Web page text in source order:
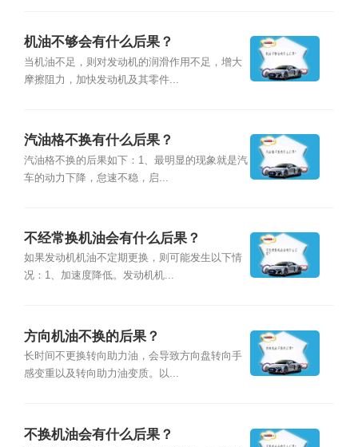
机油不够会有什么后果？
当机油不足，则对发动机的润滑作用不足，增大
摩擦阻力，加快发动机及其零件...
汽油格不换有什么后果？
汽油格不换的后果如下：1、最明显的现象就是汽
车的动力下降，怠速不稳，启...
不经常换机油会有什么后果？
如果发动机机油不定期更换，则可能发生以下情
况：1、加速度降低。发动机机...
方向机油不换的后果？
长时间不更换转向助力油，会导致方向盘转向手
感变重以及转向助力油变质。以...
不换机油会有什么后果？